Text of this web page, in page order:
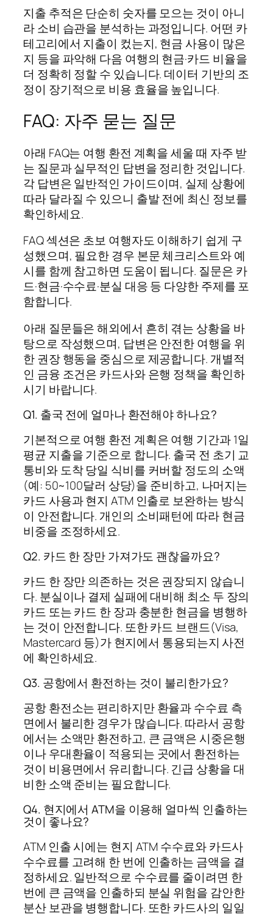
지출 추적은 단순히 숫자를 모으는 것이 아니
라 소비 습관을 분석하는 과정입니다. 어떤 카
테고리에서 지출이 컸는지, 현금 사용이 많은
지 등을 파악해 다음 여행의 현금·카드 비율을
더 정확히 정할 수 있습니다. 데이터 기반의 조
정이 장기적으로 비용 효율을 높입니다.
FAQ: 자주 묻는 질문
아래 FAQ는 여행 환전 계획을 세울 때 자주 받
는 질문과 실무적인 답변을 정리한 것입니다.
각 답변은 일반적인 가이드이며, 실제 상황에
따라 달라질 수 있으니 출발 전에 최신 정보를
확인하세요.
FAQ 섹션은 초보 여행자도 이해하기 쉽게 구
성했으며, 필요한 경우 본문 체크리스트와 예
시를 함께 참고하면 도움이 됩니다. 질문은 카
드·현금·수수료·분실 대응 등 다양한 주제를 포
함합니다.
아래 질문들은 해외에서 흔히 겪는 상황을 바
탕으로 작성했으며, 답변은 안전한 여행을 위
한 권장 행동을 중심으로 제공합니다. 개별적
인 금융 조건은 카드사와 은행 정책을 확인하
시기 바랍니다.
Q1. 출국 전에 얼마나 환전해야 하나요?
기본적으로 여행 환전 계획은 여행 기간과 1일
평균 지출을 기준으로 합니다. 출국 전 초기 교
통비와 도착 당일 식비를 커버할 정도의 소액
(예: 50~100달러 상당)을 준비하고, 나머지는
카드 사용과 현지 ATM 인출로 보완하는 방식
이 안전합니다. 개인의 소비패턴에 따라 현금
비중을 조정하세요.
Q2. 카드 한 장만 가져가도 괜찮을까요?
카드 한 장만 의존하는 것은 권장되지 않습니
다. 분실이나 결제 실패에 대비해 최소 두 장의
카드 또는 카드 한 장과 충분한 현금을 병행하
는 것이 안전합니다. 또한 카드 브랜드(Visa,
Mastercard 등)가 현지에서 통용되는지 사전
에 확인하세요.
Q3. 공항에서 환전하는 것이 불리한가요?
공항 환전소는 편리하지만 환율과 수수료 측
면에서 불리한 경우가 많습니다. 따라서 공항
에서는 소액만 환전하고, 큰 금액은 시중은행
이나 우대환율이 적용되는 곳에서 환전하는
것이 비용면에서 유리합니다. 긴급 상황을 대
비한 소액 준비는 필요합니다.
Q4. 현지에서 ATM을 이용해 얼마씩 인출하는
것이 좋나요?
ATM 인출 시에는 현지 ATM 수수료와 카드사
수수료를 고려해 한 번에 인출하는 금액을 결
정하세요. 일반적으로 수수료를 줄이려면 한
번에 큰 금액을 인출하되 분실 위험을 감안한
분산 보관을 병행합니다. 또한 카드사의 일일